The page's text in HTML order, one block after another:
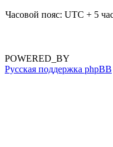
Часовой пояс: UTC + 5
POWERED_BY
Русская поддержка phpBB